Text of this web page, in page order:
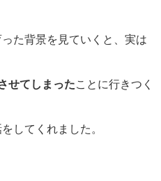
た背景を見ていくと、 実は
せてしまったことに行きつく
してくれました。